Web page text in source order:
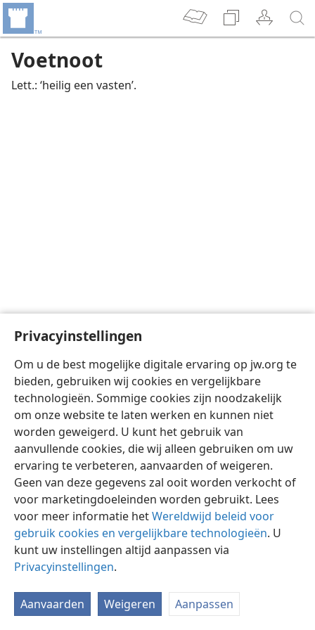
Privacyinstellingen
Om u de best mogelijke digitale ervaring op jw.org te
bieden, gebruiken wij cookies en vergelijkbare
technologieën. Sommige cookies zijn noodzakelijk
om onze website te laten werken en kunnen niet
worden geweigerd. U kunt het gebruik van
aanvullende cookies, die wij alleen gebruiken om uw
ervaring te verbeteren, aanvaarden of weigeren.
Geen van deze gegevens zal ooit worden verkocht of
voor marketingdoeleinden worden gebruikt. Lees
voor meer informatie hetWereldwijd beleid voor
gebruik cookies en vergelijkbare technologieën. U
kunt uw instellingen altijd aanpassen via
Privacyinstellingen.
Aanvaarden Weigeren Aanpassen
Voetnoot
Lett.: ‘heilig een vasten’.
Nederlands Instellingen
Copyright © 2026 Watch Tower Bible and Tract Society of Pennsylvania
Gebruiksvoorwaarden Privacybeleid
JW.ORG
Inloggen